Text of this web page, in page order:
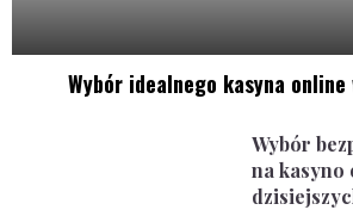
Wybór idealnego kasyna
Wybór
na kasyno